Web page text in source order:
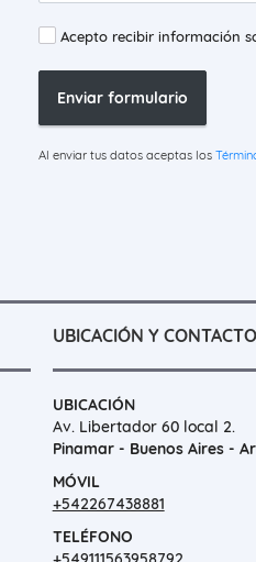
Acepto recibir información
Enviar formulario
Al enviar tus datos aceptas los
UBICACIÓN Y CONTACTO
UBICACIÓN
Av. Libertador 60 local 2.
Pinamar - Buenos Aires -
MÓVIL
+542267438881
TELÉFONO